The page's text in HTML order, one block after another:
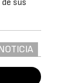
sus